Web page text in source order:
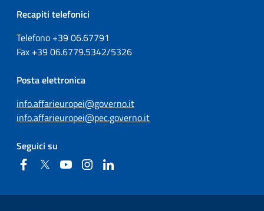
Recapiti telefonici
Telefono +3906.67791
Fax +3906.6779.5342/5326
Posta elettronica
info.affarieuropei@governo.it
info.affarieuropei@pec.governo.it
Seguici su
FacebookTwitter YouTubeInstagram
Sezione Link Utili